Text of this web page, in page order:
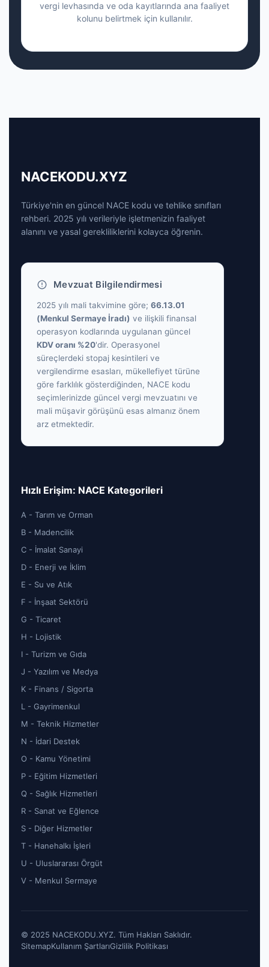
vergi levhasında ve oda kayıtlarında ana faaliyet
kolunu belirtmek için kullanılır.
NACEKODU.XYZ
Türkiye'nin en güncel NACE kodu ve tehlike sınıfları
rehberi. 2025 yılı verileriyle işletmenizin faaliyet
alanını ve yasal gerekliliklerini kolayca öğrenin.
Mevzuat Bilgilendirmesi
2025 yılı mali takvimine göre; 66.13.01
(Menkul Sermaye İradı) ve ilişkili finansal
operasyon kodlarında uygulanan güncel
KDV oranı %20'dir. Operasyonel
süreçlerdeki stopaj kesintileri ve
vergilendirme esasları, mükellefiyet türüne
göre farklılık gösterdiğinden, NACE kodu
seçimlerinizde güncel vergi mevzuatını ve
mali müşavir görüşünü esas almanız önem
arz etmektedir.
Hızlı Erişim: NACE Kategorileri
A - Tarım ve Orman
B - Madencilik
C - İmalat Sanayi
D - Enerji ve İklim
E - Su ve Atık
F - İnşaat Sektörü
G - Ticaret
H - Lojistik
I - Turizm ve Gıda
J - Yazılım ve Medya
K - Finans / Sigorta
L - Gayrimenkul
M - Teknik Hizmetler
N - İdari Destek
O - Kamu Yönetimi
P - Eğitim Hizmetleri
Q - Sağlık Hizmetleri
R - Sanat ve Eğlence
S - Diğer Hizmetler
T - Hanehalkı İşleri
U - Uluslararası Örgüt
V - Menkul Sermaye
© 2025 NACEKODU.XYZ. Tüm Hakları Saklıdır.
SitemapKullanım ŞartlarıGizlilik Politikası